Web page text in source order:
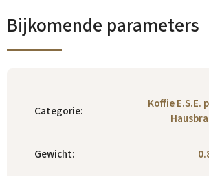
Bijkomende parameters
Categorie:
Koffie E.S.E.
Gewicht: